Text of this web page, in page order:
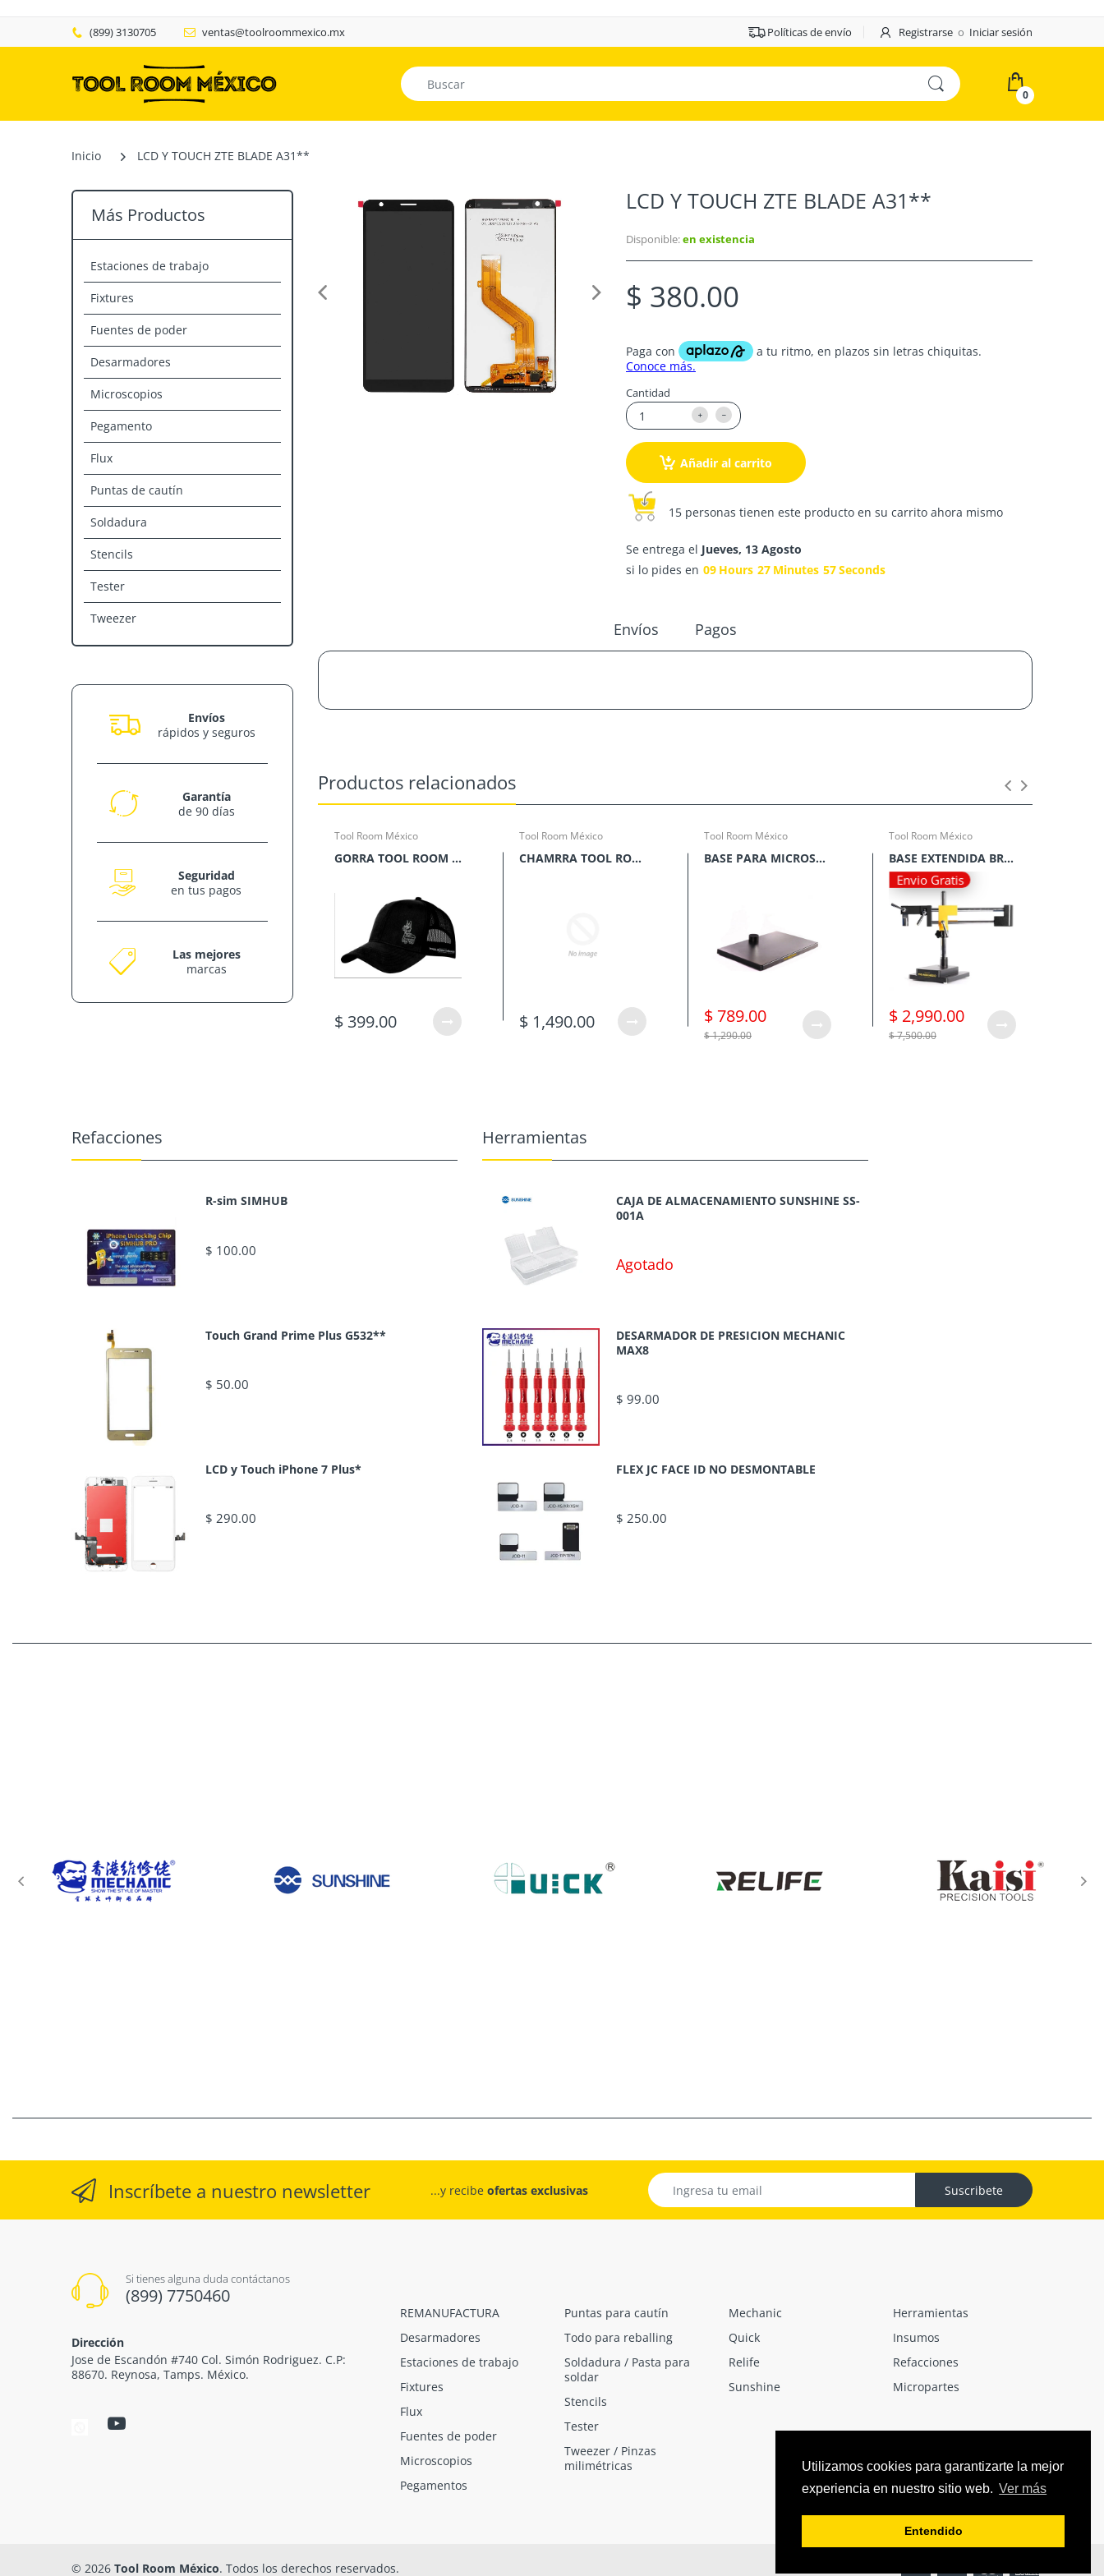
Utilizamos cookies para garantizarte la mejor
experiencia en nuestro sitio web. Ver más
Entendido
(899) 3130705 ventas@toolroommexico.mx Políticas de envío Registrarse o Iniciar sesión
0
Inicio LCD Y TOUCH ZTE BLADE A31**
Más Productos
Estaciones de trabajo
Fixtures
Fuentes de poder
Desarmadores
Microscopios
Pegamento
Flux
Puntas de cautín
Soldadura
Stencils
Tester
Tweezer
Envíos
rápidos y seguros
Garantía
de 90 días
Seguridad
en tus pagos
Las mejores
marcas
LCD Y TOUCH ZTE BLADE A31**
Disponible:en existencia
$ 380.00
Cantidad
Añadir al carrito
15 personas tienen este producto en su carrito ahora mismo
Se entrega el Jueves, 13 Agosto
si lo pides en 09 Hours 27 Minutes 56Seconds
Envíos Pagos
Productos relacionados
Tool Room México
GORRA TOOL ROOM MEXICO
$ 399.00
Tool Room México
CHAMRRA TOOL ROOM MEXICO COLOR MOSTAZA
$ 1,490.00
Tool Room México
BASE PARA MICROSCOPIO TOOL ROOM MEXICO B3
$ 789.00
$ 1,290.00
Tool Room México
BASE EXTENDIDA BRAZO DOBLE L2 PARA MICROSCOPIO TOOL ROOM MÉXICO
Envio Gratis
$ 2,990.00
$ 7,500.00
Refacciones
R-sim SIMHUB
$ 100.00
Touch Grand Prime Plus G532**
$ 50.00
LCD y Touch iPhone 7 Plus*
$ 290.00
Herramientas
CAJA DE ALMACENAMIENTO SUNSHINE SS-
001A
Agotado
DESARMADOR DE PRESICION MECHANIC
MAX8
$ 99.00
FLEX JC FACE ID NO DESMONTABLE
$ 250.00
Inscríbete a nuestro newsletter ...y recibe ofertas exclusivas Suscribete
Si tienes alguna duda contáctanos
(899) 7750460
Dirección
Jose de Escandón #740 Col. Simón Rodriguez. C.P:
88670. Reynosa, Tamps. México.
REMANUFACTURA
Desarmadores
Estaciones de trabajo
Fixtures
Flux
Fuentes de poder
Microscopios
Pegamentos
Puntas para cautín
Todo para reballing
Soldadura / Pasta para
soldar
Stencils
Tester
Tweezer / Pinzas
milimétricas
Mechanic
Quick
Relife
Sunshine
Herramientas
Insumos
Refacciones
Micropartes
© 2026 Tool Room México. Todos los derechos reservados.